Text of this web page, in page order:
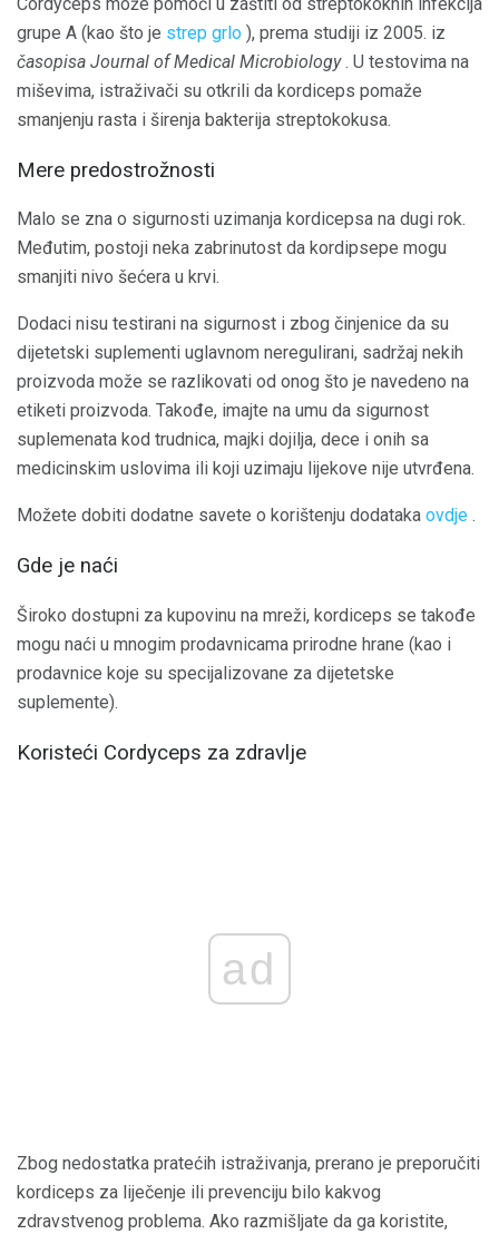
grupe A (kao što je strep grlo ), prema studiji iz 2005. iz
časopisa Journal of Medical Microbiology. U testovima na
miševima, istraživači su otkrili da kordiceps pomaže
smanjenju rasta i širenja bakterija streptokokusa.
Mere predostrožnosti
Malo se zna o sigurnosti uzimanja kordicepsa na dugi rok.
Međutim, postoji neka zabrinutost da kordipsepe mogu
smanjiti nivo šećera u krvi.
Dodaci nisu testirani na sigurnost i zbog činjenice da su
dijetetski suplementi uglavnom neregulirani, sadržaj nekih
proizvoda može se razlikovati od onog što je navedeno na
etiketi proizvoda. Takođe, imajte na umu da sigurnost
suplemenata kod trudnica, majki dojilja, dece i onih sa
medicinskim uslovima ili koji uzimaju lijekove nije utvrđena.
Možete dobiti dodatne savete o korištenju dodataka ovdje .
Gde je naći
Široko dostupni za kupovinu na mreži, kordiceps se takođe
mogu naći u mnogim prodavnicama prirodne hrane (kao i
prodavnice koje su specijalizovane za dijetetske
suplemente).
Koristeći Cordyceps za zdravlje
ad
Zbog nedostatka pratećih istraživanja, prerano je preporučiti
kordiceps za liječenje ili prevenciju bilo kakvog
zdravstvenog problema. Ako razmišljate da ga koristite,